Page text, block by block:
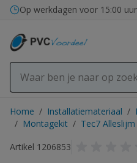
Ga naar de inhoud
Op werkdagen voor 15:00
Home / Installatiemateriaal /
/ Montagekit / Tec7 Alleslijm
Artikel 1206853